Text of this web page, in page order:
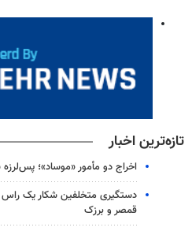
تازه‌ترین اخبار
اخراج دو مأمور «موساد»؛
دستگیری متخلفین شکار یک
قمصر و برزک